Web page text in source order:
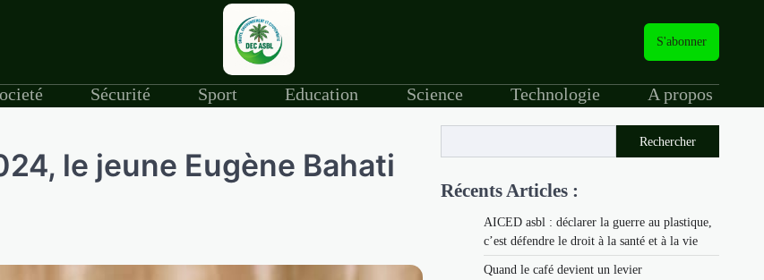
S'abonner
Sécurité Sport Education Science Technologie A propos
le jeune Eugène Bahati
Rechercher
Récents Articles :
AICED asbl : déclarer la guerre au plastique,
c’est défendre le droit à la santé et à la vie
Quand le café devient un levier